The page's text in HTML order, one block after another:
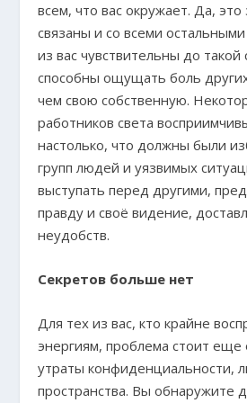
всем, что вас окружает. Да, это
связаны и со всеми
из вас чувствительны до такой
способны ощущать боль
чем свою собственную.
работников света
настолько, что должны были
групп людей и уязвимых
выступать перед другими,
правду и своё видение,
неудобств.
Секретов больше нет
Для тех из вас, кто крайне
энергиям, проблема стоит еще
утраты конфиденциальности,
пространства. Вы обнаружите